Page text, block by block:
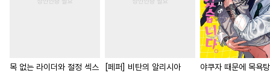
목 없는 라이더와 절정 섹스
[페퍼] 비탄의 알리시아
야쿠자 때문에 목욕